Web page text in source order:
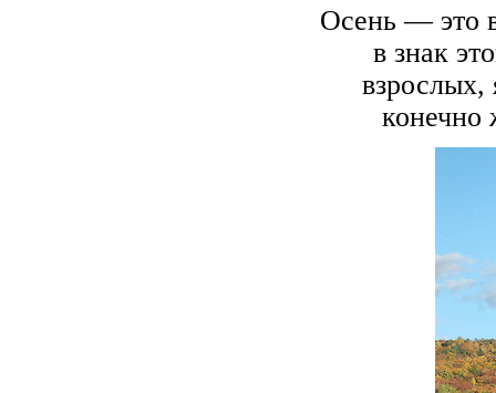
Осень — это
в знак
взрослых,
конечно